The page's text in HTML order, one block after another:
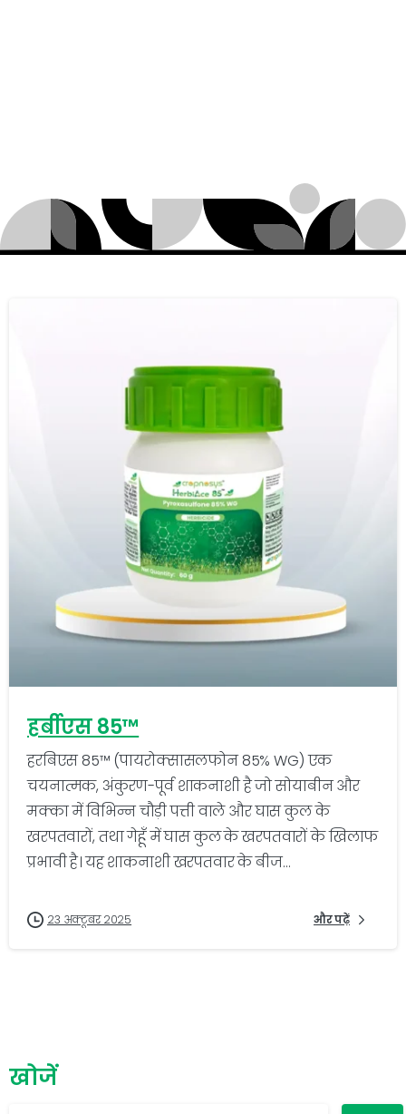
हर्बीएस 85™
हरबिएस 85™ (पायरोक्सासलफोन 85% WG) एक
चयनात्मक, अंकुरण-पूर्व शाकनाशी है जो सोयाबीन और
मक्का में विभिन्न चौड़ी पत्ती वाले और घास कुल के
खरपतवारों, तथा गेहूँ में घास कुल के खरपतवारों के खिलाफ
प्रभावी है। यह शाकनाशी खरपतवार के बीज...
23 अक्टूबर 2025 और पढ़ें
खोजें